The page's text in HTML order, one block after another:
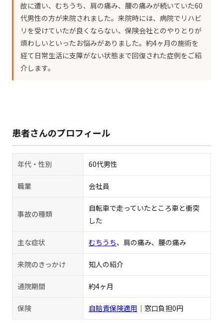
故に遭い、むちうち、肩の痛み、腰の痛みが続いていた60
代男性の方が来院されました。来院時には、病院でリハビ
リを受けていたが良くならない、保険会社とのやりとりが
煩わしいといったお悩みがありました。約4ヶ月の施術を
経て日常生活に支障がない状態まで回復された症例をご紹
介します。
患者さんのプロフィール
年代・性別 60代男性
職業 会社員
事故の種類
自転車で走っていたところ車と衝突
した
主な症状 むちうち、肩の痛み、腰の痛み
来院のきっかけ 知人の紹介
通院期間 約4ヶ月
保険 自賠責保険適用 ｜窓口負担0円